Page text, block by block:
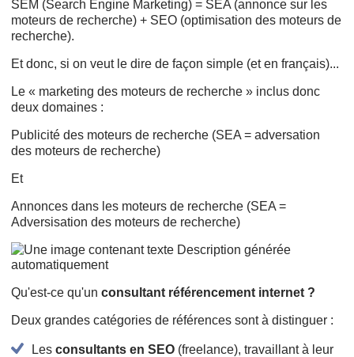
SEM (Search Engine Marketing) = SEA (annonce sur les
moteurs de recherche) + SEO (optimisation des moteurs de
recherche).
Et donc, si on veut le dire de façon simple (et en français)...
Le « marketing des moteurs de recherche » inclus donc
deux domaines :
Publicité des moteurs de recherche (SEA = adversation
des moteurs de recherche)
Et
Annonces dans les moteurs de recherche (SEA =
Adversisation des moteurs de recherche)
Qu'est-ce qu'unconsultant référencement internet ?
Deux grandes catégories de références sont à distinguer :
Lesconsultants en SEO (freelance), travaillant à leur